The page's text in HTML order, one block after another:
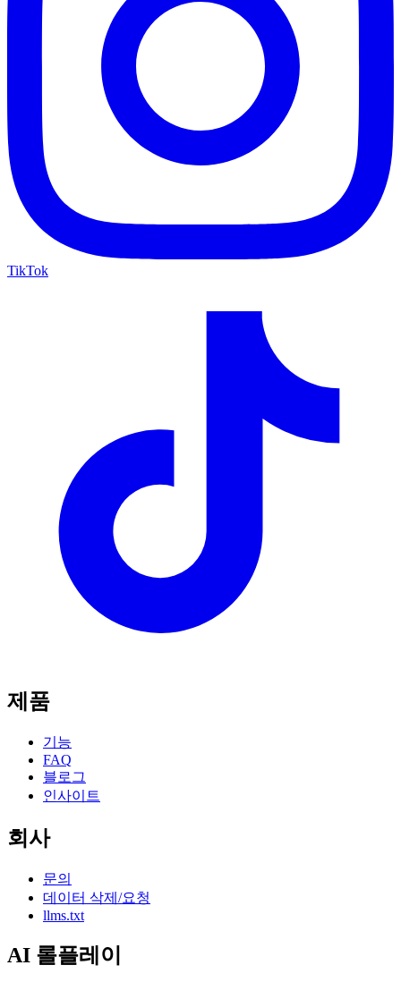
TikTok
제품
기능
FAQ
블로그
인사이트
회사
문의
데이터 삭제/요청
llms.txt
AI 롤플레이